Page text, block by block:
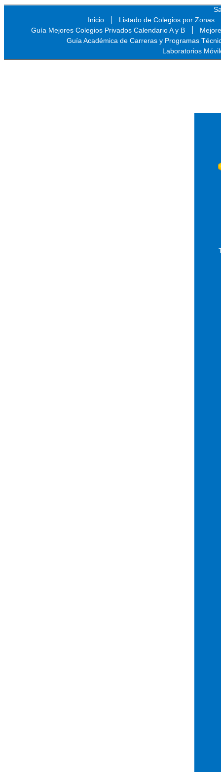
Inicio
Listado de Colegios por Zonas
Guía Mejores Colegios Privados Calendario A y B
Guía Académica de Carreras y Programas
Laboratorios